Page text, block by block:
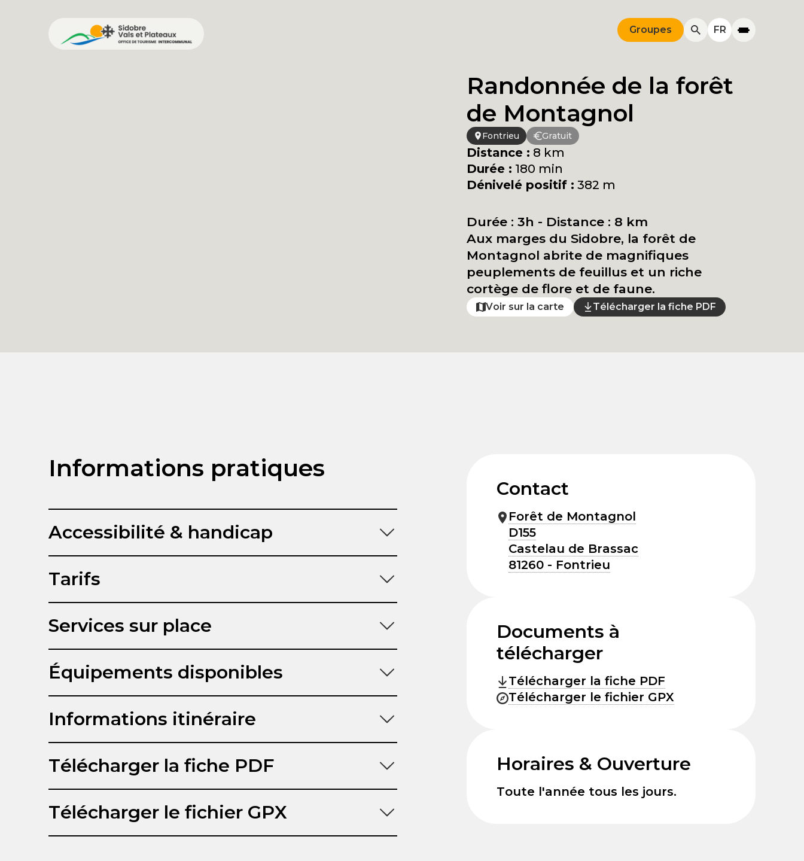
Groupes FR
Randonnée de la forêt
de Montagnol
Fontrieu Gratuit
Distance : 8 km
Durée : 180 min
Dénivelé positif : 382 m
Durée : 3h - Distance : 8 km
Aux marges du Sidobre, la forêt de
Montagnol abrite de magnifiques
peuplements de feuillus et un riche
cortège de flore et de faune.
Voir sur la carte Télécharger la fiche PDF
Contact
Forêt de Montagnol
D155
Castelau de Brassac
81260 - Fontrieu
Documents à
télécharger
Télécharger la fiche PDF
Télécharger le fichier GPX
Horaires & Ouverture
Toute l'année tous les jours.
Informations pratiques
Accessibilité & handicap
Tarifs
Services sur place
Équipements disponibles
Informations itinéraire
Durée :
Dénivelé positif :
Télécharger la fiche PDF
Télécharger le fichier GPX